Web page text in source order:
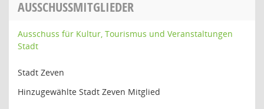
AUSSCHUSSMITGLIEDER
Ausschuss für Kultur, Tourismus und Veranstaltungen
Stadt
Stadt Zeven
Hinzugewählte Stadt Zeven Mitglied